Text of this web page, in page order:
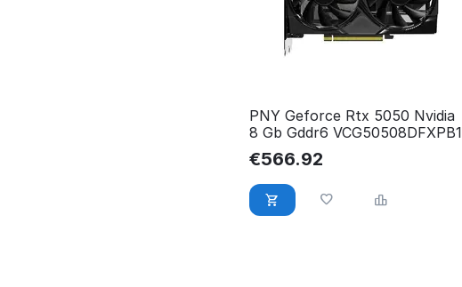
PNY Geforce Rtx 5050 Nvidia
8 Gb Gddr6 VCG50508DFXPB1
€566.92